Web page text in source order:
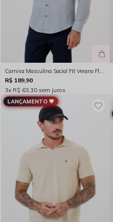
Camisa Masculina Social Fit Verano Flame Filete Manga Longa Azul Marinho Rocksham - FC264023
R$ 189,90
3x R$ 63,30 sem juros
LANÇAMENTO 🖤